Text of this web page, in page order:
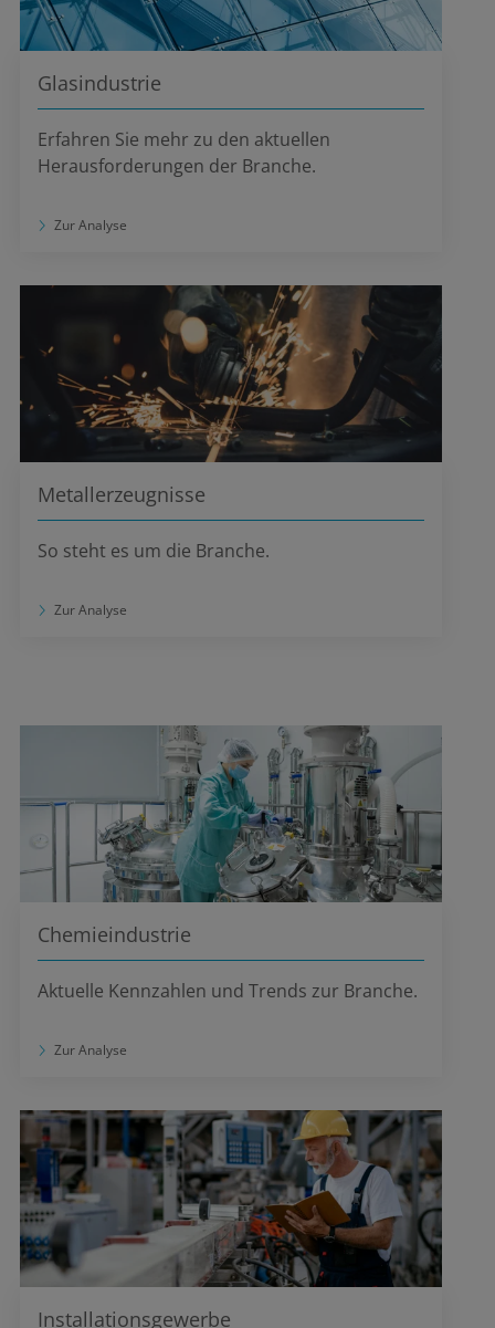
Glasindustrie
Erfahren Sie mehr zu den aktuellen
Herausforderungen der Branche.
Zur Analyse
Metallerzeugnisse
So steht es um die Branche.
Zur Analyse
Chemieindustrie
Aktuelle Kennzahlen und Trends zur Branche.
Zur Analyse
Installationsgewerbe